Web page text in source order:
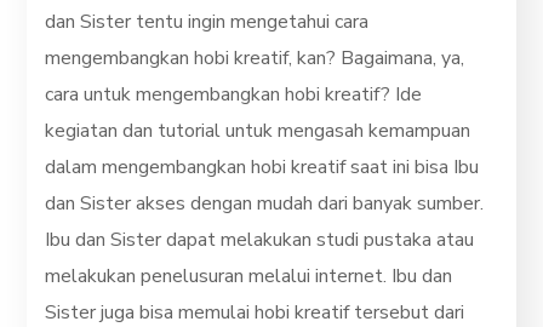
dan Sister tentu ingin mengetahui cara
mengembangkan hobi kreatif, kan? Bagaimana, ya,
cara untuk mengembangkan hobi kreatif? Ide
kegiatan dan tutorial untuk mengasah kemampuan
dalam mengembangkan hobi kreatif saat ini bisa Ibu
dan Sister akses dengan mudah dari banyak sumber.
Ibu dan Sister dapat melakukan studi pustaka atau
melakukan penelusuran melalui internet. Ibu dan
Sister juga bisa memulai hobi kreatif tersebut dari